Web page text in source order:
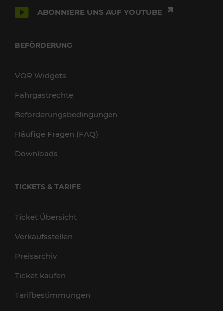
ABONNIERE UNS AUF YOUTUBE
BEFÖRDERUNG
VOR Widgets
Fahrgastrechte
Beförderungsbedingungen
Häufige Fragen (FAQ)
Downloads
TICKETS & TARIFE
Ticket Übersicht
Verkaufsstellen
Preisarchiv
Ticket kaufen
Tarifbestimmungen